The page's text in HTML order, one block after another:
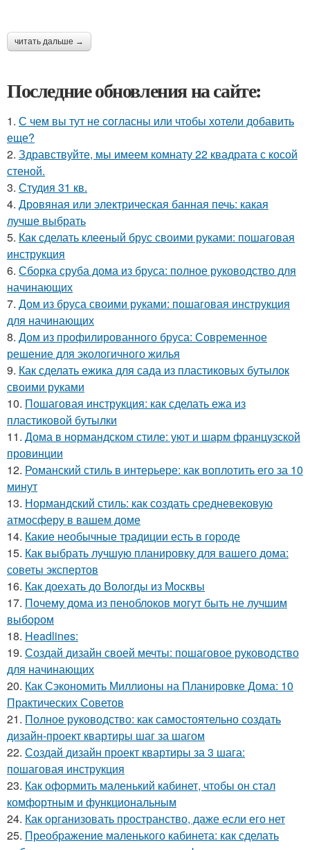
читать дальше →
Последние обновления на сайте:
1. С чем вы тут не согласны или чтобы хотели добавить
еще?
2. Здравствуйте, мы имеем комнату 22 квадрата с косой
стеной.
3. Студия 31 кв.
4. Дровяная или электрическая банная печь: какая
лучше выбрать
5. Как сделать клееный брус своими руками: пошаговая
инструкция
6. Сборка сруба дома из бруса: полное руководство для
начинающих
7. Дом из бруса своими руками: пошаговая инструкция
для начинающих
8. Дом из профилированного бруса: Современное
решение для экологичного жилья
9. Как сделать ежика для сада из пластиковых бутылок
своими руками
10. Пошаговая инструкция: как сделать ежа из
пластиковой бутылки
11. Дома в нормандском стиле: уют и шарм французской
провинции
12. Романский стиль в интерьере: как воплотить его за 10
минут
13. Нормандский стиль: как создать средневековую
атмосферу в вашем доме
14. Какие необычные традиции есть в городе
15. Как выбрать лучшую планировку для вашего дома:
советы экспертов
16. Как доехать до Вологды из Москвы
17. Почему дома из пеноблоков могут быть не лучшим
выбором
18. Headlines:
19. Создай дизайн своей мечты: пошаговое руководство
для начинающих
20. Как Сэкономить Миллионы на Планировке Дома: 10
Практических Советов
21. Полное руководство: как самостоятельно создать
дизайн-проект квартиры шаг за шагом
22. Создай дизайн проект квартиры за 3 шага:
пошаговая инструкция
23. Как оформить маленький кабинет, чтобы он стал
комфортным и функциональным
24. Как организовать пространство, даже если его нет
25. Преображение маленького кабинета: как сделать